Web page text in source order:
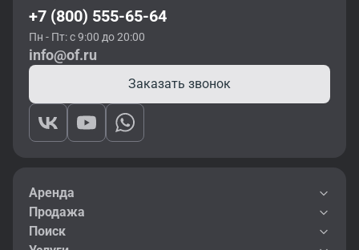
+7 (800) 555-65-64
Пн - Пт: с 9:00 до 20:00
info@of.ru
Заказать звонок
Аренда
Продажа
Поиск